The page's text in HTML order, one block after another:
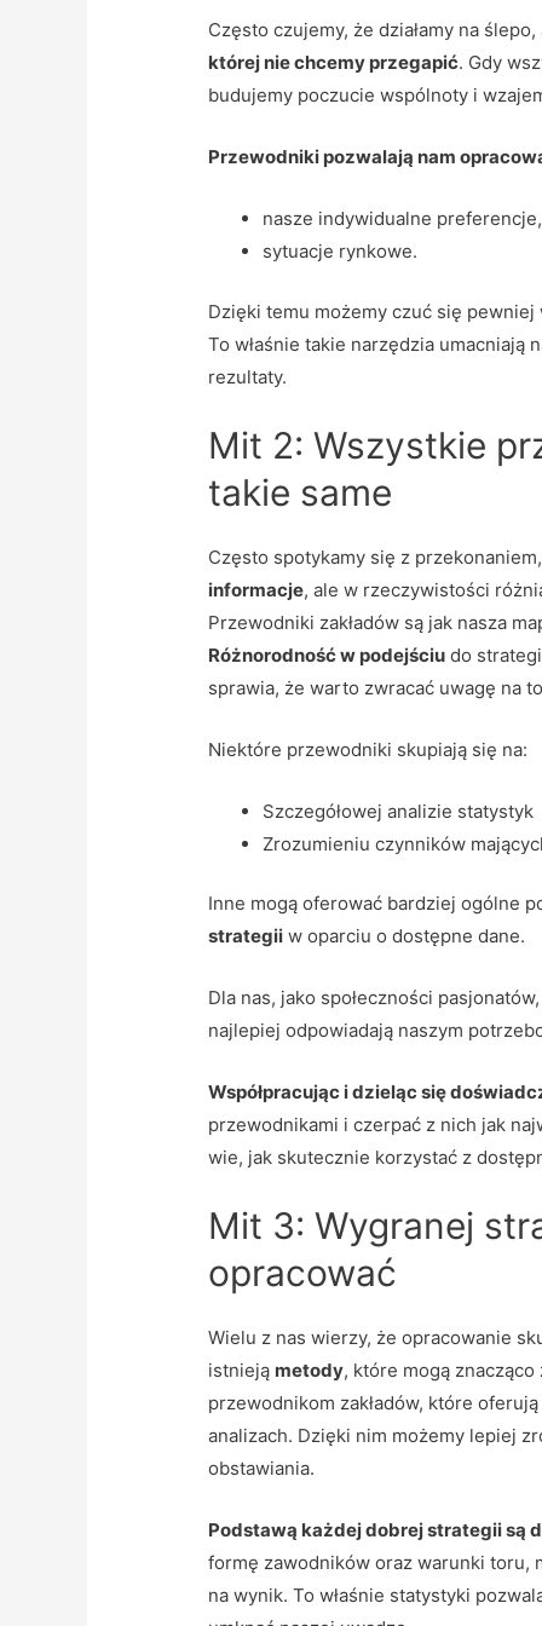
Często czujemy, że działamy na
której nie chcemy przegapić. Gdy
budujemy poczucie wspólnoty i
Przewodniki pozwalają nam
nasze indywidualne preferencje,
sytuacje rynkowe.
Dzięki temu możemy czuć się pewniej
To właśnie takie narzędzia umacniają
rezultaty.
Mit 2: Wszystkie
takie same
Często spotykamy się z
informacje, ale w rzeczywistości
Przewodniki zakładów są jak nasza
Różnorodność w podejściu do
sprawia, że warto zwracać uwagę na
Niektóre przewodniki skupiają się na:
Szczegółowej analizie statystyk
Zrozumieniu czynników
Inne mogą oferować bardziej ogólne
strategii w oparciu o dostępne dane.
Dla nas, jako społeczności
najlepiej odpowiadają naszym
Współpracując i dzieląc się
przewodnikami i czerpać z nich jak
wie, jak skutecznie korzystać z
Mit 3: Wygranej
opracować
Wielu z nas wierzy, że opracowanie
istnieją metody, które mogą
przewodnikom zakładów, które
analizach. Dzięki nim możemy lepiej
obstawiania.
Podstawą każdej dobrej strategii są
formę zawodników oraz warunki toru,
na wynik. To właśnie statystyki